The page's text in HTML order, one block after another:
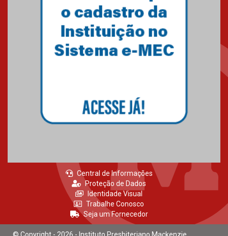
Central de Informações
Proteção de Dados
Identidade Visual
Trabalhe Conosco
Seja um Fornecedor